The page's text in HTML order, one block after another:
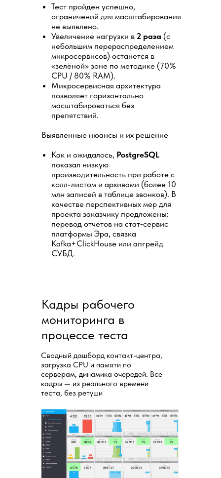
Тест пройден успешно,
ограничений для масштабирования
не выявлено.
Увеличение нагрузки в 2 раза (с
небольшим перераспределением
микросервисов) останется в
«зелёной» зоне по методике (70%
CPU / 80% RAM).
Микросервисная архитектура
позволяет горизонтально
масштабироваться без
препятствий.
Выявленные нюансы и их решение
Как и ожидалось, PostgreSQL
показал низкую
производительность при работе с
колл-листом и архивами (более 10
млн записей в таблице звонков). В
качестве перспективных мер для
проекта заказчику предложены:
перевод отчётов на стат‑сервис
платформы Эра, связка
Kafka+ClickHouse или апгрейд
СУБД.
Кадры рабочего
мониторинга в
процессе теста
Сводный дашборд контакт-центра,
загрузка CPU и памяти по
серверам, динамика очередей. Все
кадры — из реального времени
теста, без ретуши